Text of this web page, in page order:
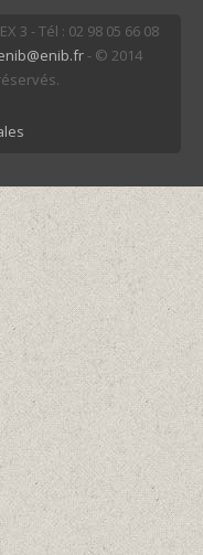
3 - Tél : 02 98 05 66 08
- © 2014